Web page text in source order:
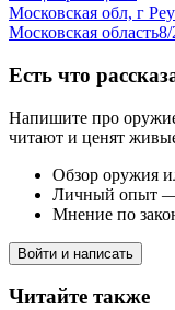
Московская обл, г
Московская область8/
Есть что
Напишите про
читают и ценят
Обзор оружия
Личный опыт —
Мнение по
Войти и написать
Читайте также